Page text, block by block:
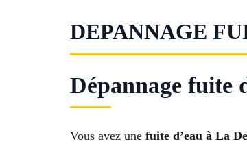
DEPANNAGE
Dépannage fuite
Vous avez une fuite d’eau à La